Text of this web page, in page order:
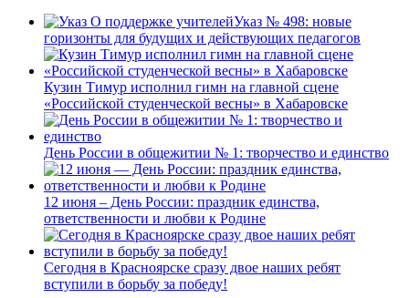
Указ № 498: новые
горизонты для будущих и действующих педагогов
Кузин Тимур исполнил гимн на главной сцене
«Российской студенческой весны» в Хабаровске
День России в общежитии № 1: творчество и единство
12 июня – День России: праздник единства,
ответственности и любви к Родине
Сегодня в Красноярске сразу двое наших ребят
вступили в борьбу за победу!